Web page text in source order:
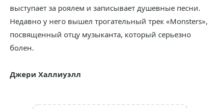
выступает за роялем и записывает душевные песни.
Недавно у него вышел трогательный трек «Monsters»,
посвященный отцу музыканта, который серьезно
болен.
Джери Халлиуэлл